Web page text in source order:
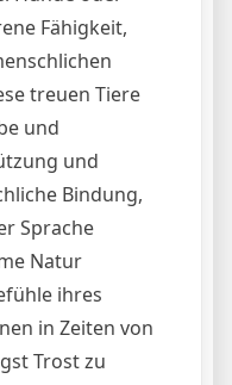
Fähigkeit,
treuen Tiere
und
und
Bindung,
Sprache
Natur
ihres
in Zeiten von
Trost zu